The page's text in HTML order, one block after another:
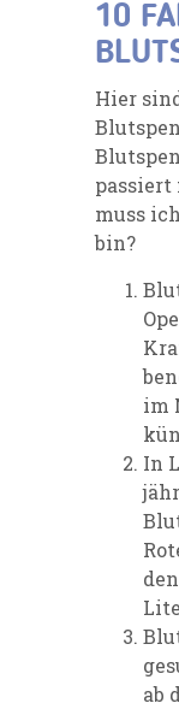
10
Hier
passiert
muss
bin?
im
In
ab